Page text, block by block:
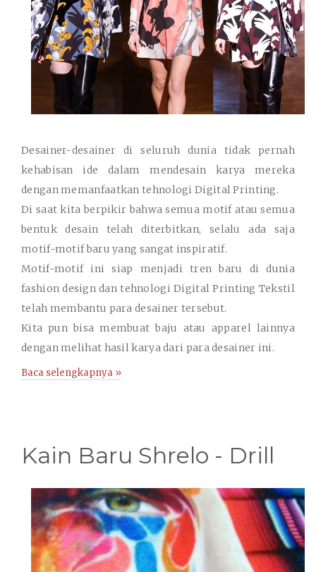
Desainer-desainer di seluruh dunia tidak pernah
kehabisan ide dalam mendesain karya mereka
dengan memanfaatkan tehnologi Digital Printing.
Di saat kita berpikir bahwa semua motif atau semua
bentuk desain telah diterbitkan, selalu ada saja
motif-motif baru yang sangat inspiratif.
Motif-motif ini siap menjadi tren baru di dunia
fashion design dan tehnologi Digital Printing Tekstil
telah membantu para desainer tersebut.
Kita pun bisa membuat baju atau apparel lainnya
dengan melihat hasil karya dari para desainer ini.
Baca selengkapnya »
Kain Baru Shrelo - Drill